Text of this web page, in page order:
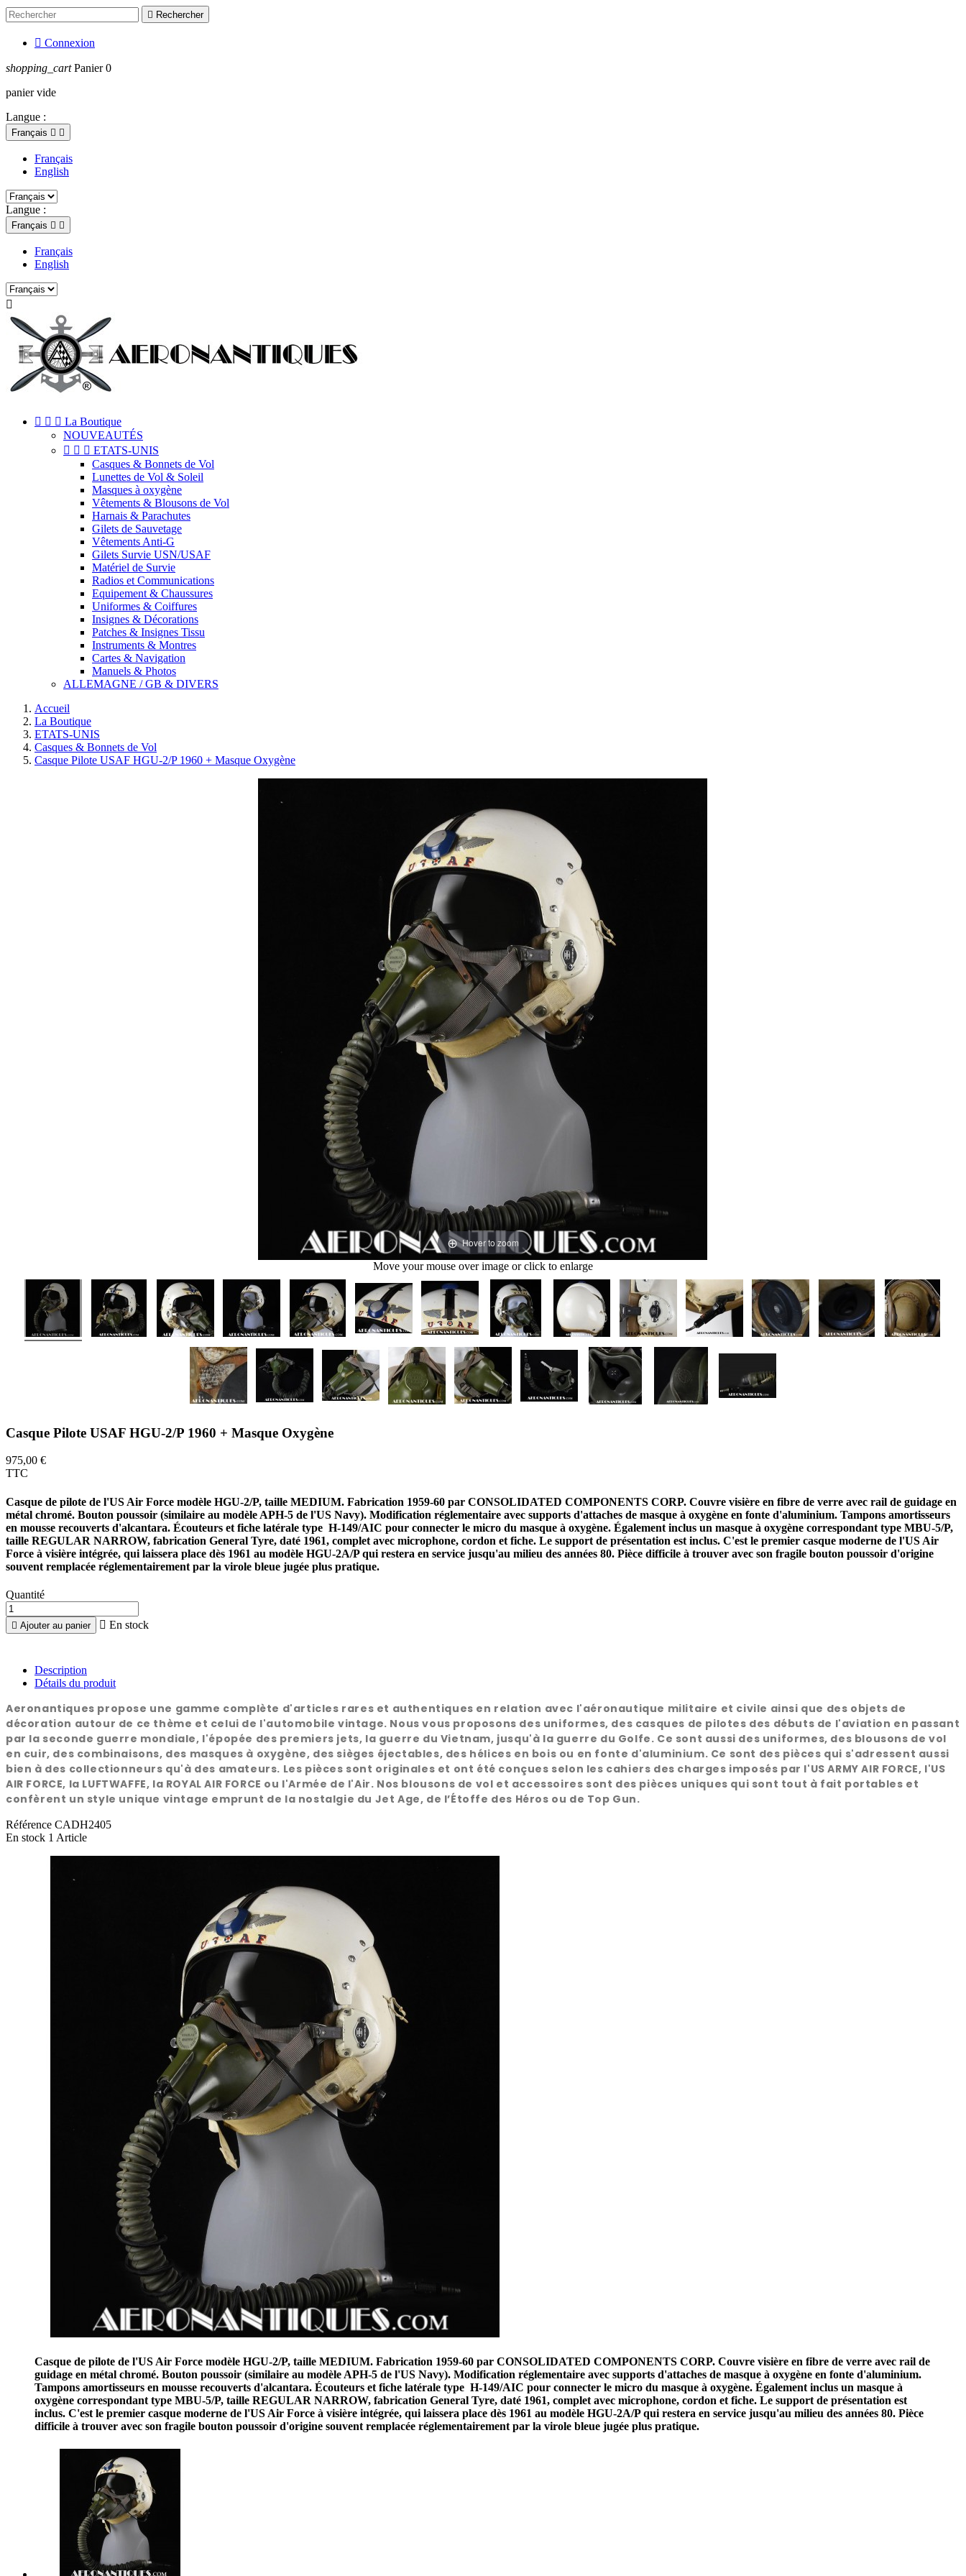
 Rechercher
 Connexion
shopping_cart Panier 0
panier vide
Langue :
Français  
Français
English
Langue :
Français  
Français
English

   La Boutique
NOUVEAUTÉS
   ETATS-UNIS
Casques & Bonnets de Vol
Lunettes de Vol & Soleil
Masques à oxygène
Vêtements & Blousons de Vol
Harnais & Parachutes
Gilets de Sauvetage
Vêtements Anti-G
Gilets Survie USN/USAF
Matériel de Survie
Radios et Communications
Equipement & Chaussures
Uniformes & Coiffures
Insignes & Décorations
Patches & Insignes Tissu
Instruments & Montres
Cartes & Navigation
Manuels & Photos
ALLEMAGNE / GB & DIVERS
Accueil
La Boutique
ETATS-UNIS
Casques & Bonnets de Vol
Casque Pilote USAF HGU-2/P 1960 + Masque Oxygène
Hover to zoom
Move your mouse over image or click to enlarge
Casque Pilote USAF HGU-2/P 1960 + Masque Oxygène
975,00 €
TTC
Casque de pilote de l'US Air Force modèle HGU-2/P, taille MEDIUM. Fabrication 1959-60 par CONSOLIDATED COMPONENTS CORP. Couvre visière en fibre de verre avec rail de guidage en
métal chromé. Bouton poussoir (similaire au modèle APH-5 de l'US Navy). Modification réglementaire avec supports d'attaches de masque à oxygène en fonte d'aluminium. Tampons amortisseurs
en mousse recouverts d'alcantara. Écouteurs et fiche latérale type H-149/AIC pour connecter le micro du masque à oxygène. Également inclus un masque à oxygène correspondant type MBU-5/P,
taille REGULAR NARROW, fabrication General Tyre, daté 1961, complet avec microphone, cordon et fiche. Le support de présentation est inclus. C'est le premier casque moderne de l'US Air
Force à visière intégrée, qui laissera place dès 1961 au modèle HGU-2A/P qui restera en service jusqu'au milieu des années 80. Pièce difficile à trouver avec son fragile bouton poussoir d'origine
souvent remplacée réglementairement par la virole bleue jugée plus pratique.
Quantité
 Ajouter au panier  En stock
Description
Détails du produit
Aeronantiques propose une gamme complète d'articles rares et authentiques en relation avec l'aéronautique militaire et civile ainsi que des objets de
décoration autour de ce thème et celui de l'automobile vintage. Nous vous proposons des uniformes, des casques de pilotes des débuts de l'aviation en passant
par la seconde guerre mondiale, l'épopée des premiers jets, la guerre du Vietnam, jusqu'à la guerre du Golfe. Ce sont aussi des uniformes, des blousons de vol
en cuir, des combinaisons, des masques à oxygène, des sièges éjectables, des hélices en bois ou en fonte d'aluminium. Ce sont des pièces qui s'adressent aussi
bien à des collectionneurs qu'à des amateurs. Les pièces sont originales et ont été conçues selon les cahiers des charges imposés par l'US ARMY AIR FORCE, l'US
AIR FORCE, la LUFTWAFFE, la ROYAL AIR FORCE ou l'Armée de l'Air. Nos blousons de vol et accessoires sont des pièces uniques qui sont tout à fait portables et
confèrent un style unique vintage emprunt de la nostalgie du Jet Age, de l’Étoffe des Héros ou de Top Gun.
Référence CADH2405
En stock 1 Article
Casque de pilote de l'US Air Force modèle HGU-2/P, taille MEDIUM. Fabrication 1959-60 par CONSOLIDATED COMPONENTS CORP. Couvre visière en fibre de verre avec rail de
guidage en métal chromé. Bouton poussoir (similaire au modèle APH-5 de l'US Navy). Modification réglementaire avec supports d'attaches de masque à oxygène en fonte d'aluminium.
Tampons amortisseurs en mousse recouverts d'alcantara. Écouteurs et fiche latérale type H-149/AIC pour connecter le micro du masque à oxygène. Également inclus un masque à
oxygène correspondant type MBU-5/P, taille REGULAR NARROW, fabrication General Tyre, daté 1961, complet avec microphone, cordon et fiche. Le support de présentation est
inclus. C'est le premier casque moderne de l'US Air Force à visière intégrée, qui laissera place dès 1961 au modèle HGU-2A/P qui restera en service jusqu'au milieu des années 80. Pièce
difficile à trouver avec son fragile bouton poussoir d'origine souvent remplacée réglementairement par la virole bleue jugée plus pratique.